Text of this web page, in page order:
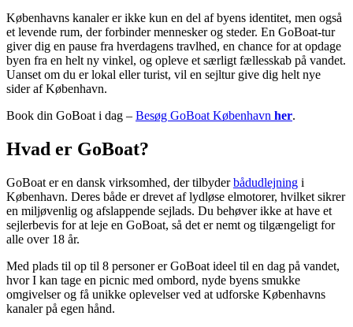
Københavns kanaler er ikke kun en del af byens identitet, men også
et levende rum, der forbinder mennesker og steder. En GoBoat-tur
giver dig en pause fra hverdagens travlhed, en chance for at opdage
byen fra en helt ny vinkel, og opleve et særligt fællesskab på vandet.
Uanset om du er lokal eller turist, vil en sejltur give dig helt nye
sider af København.
Book din GoBoat i dag – Besøg GoBoat København her.
Hvad er GoBoat?
GoBoat er en dansk virksomhed, der tilbyderbådudlejning i
København. Deres både er drevet af lydløse elmotorer, hvilket sikrer
en miljøvenlig og afslappende sejlads. Du behøver ikke at have et
sejlerbevis for at leje en GoBoat, så det er nemt og tilgængeligt for
alle over 18 år.
Med plads til op til 8 personer er GoBoat ideel til en dag på vandet,
hvor I kan tage en picnic med ombord, nyde byens smukke
omgivelser og få unikke oplevelser ved at udforske Københavns
kanaler på egen hånd.